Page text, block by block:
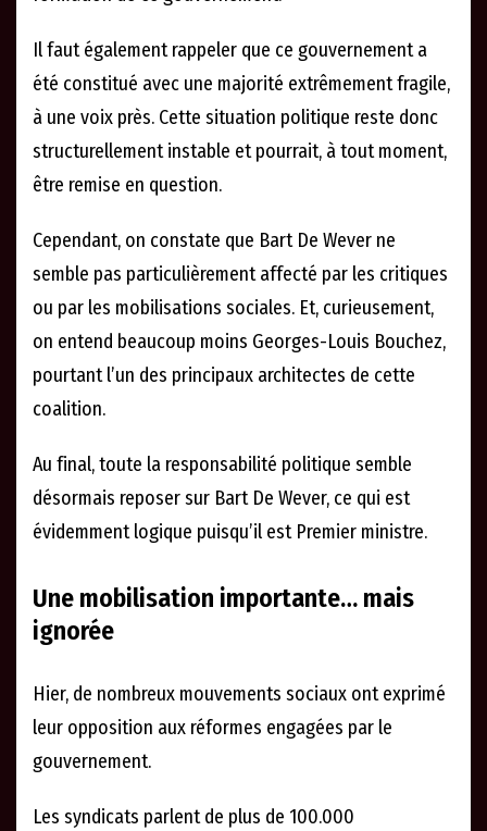
Il faut également rappeler que ce gouvernement a
été constitué avec une majorité extrêmement fragile,
à une voix près. Cette situation politique reste donc
structurellement instable et pourrait, à tout moment,
être remise en question.
Cependant, on constate que Bart De Wever ne
semble pas particulièrement affecté par les critiques
ou par les mobilisations sociales. Et, curieusement,
on entend beaucoup moins Georges-Louis Bouchez,
pourtant l’un des principaux architectes de cette
coalition.
Au final, toute la responsabilité politique semble
désormais reposer sur Bart De Wever, ce qui est
évidemment logique puisqu’il est Premier ministre.
Une mobilisation importante… mais
ignorée
Hier, de nombreux mouvements sociaux ont exprimé
leur opposition aux réformes engagées par le
gouvernement.
Les syndicats parlent de plus de 100.000